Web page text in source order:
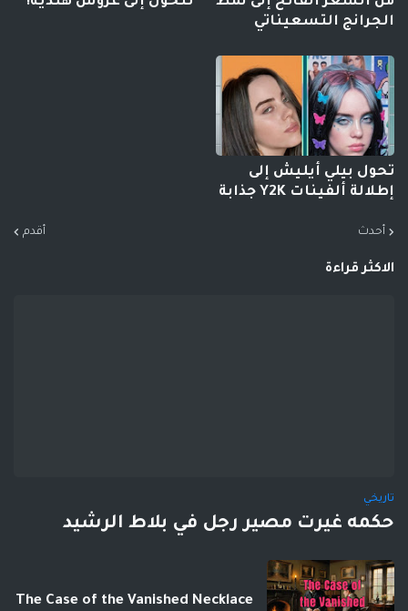
الجرانج التسعيناتي
تحول بيلي أيليش إلى
إطلالة ألفينات Y2K جذابة
أحدث أقدم
الاكثر قراءة
تاريخي
حكمه غيرت مصير رجل في بلاط الرشيد
The Case of the Vanished Necklace